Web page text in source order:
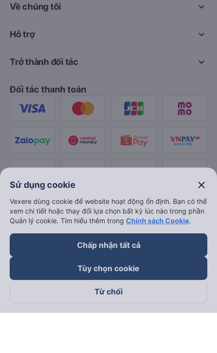
keyboard_arrow_down
Về chúng tôi
keyboard_arrow_down
Hỗ trợ
keyboard_arrow_down
Trở thành đối tác
Đối tác thanh toán
Theo dõi chúng tôi trên
Sử dụng cookie close
Vexere dùng cookie để website hoạt động ổn định. Bạn có thể
xem chi tiết hoặc thay đổi lựa chọn bất kỳ lúc nào trong phần
Quản lý cookie. Tìm hiểu thêm trong Chính sách Cookie.
Chấp nhận tất cả
Tùy chọn cookie
Từ chối